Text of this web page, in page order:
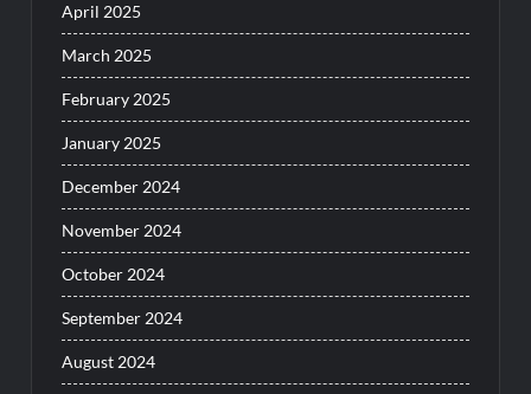
April 2025
March 2025
February 2025
January 2025
December 2024
November 2024
October 2024
September 2024
August 2024